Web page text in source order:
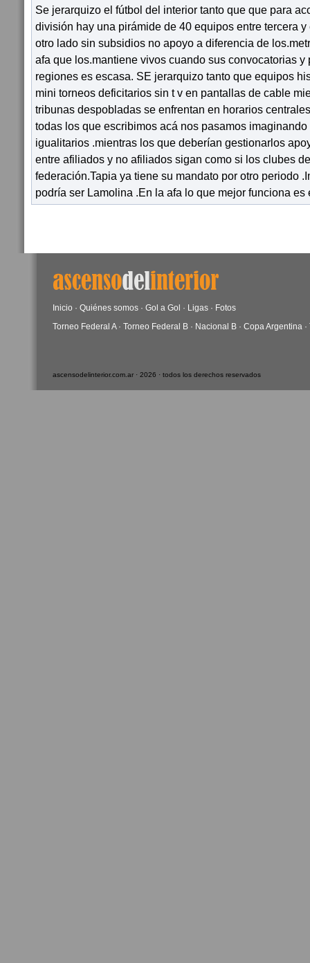
Se jerarquizo el fútbol del interior tanto que que para
división hay una pirámide de 40 equipos entre tercera
otro lado sin subsidios no apoyo a diferencia de
afa que los.mantiene vivos cuando sus convocatorias y
regiones es escasa. SE jerarquizo tanto que equipos
mini torneos deficitarios sin t v en pantallas de cable
tribunas despobladas se enfrentan en horarios
todas los que escribimos acá nos pasamos
igualitarios .mientras los que deberían gestionarlos
entre afiliados y no afiliados sigan como si los clubes
federación.Tapia ya tiene su mandato por otro periodo
podría ser Lamolina .En la afa lo que mejor funciona es
Inicio · Quiénes somos · Gol a Gol · Ligas · Fotos
Torneo Federal A· Torneo Federal B · Nacional B · Copa Argentina ·
ascensodelinterior.com.ar · 2026 · todos los derechos reservados